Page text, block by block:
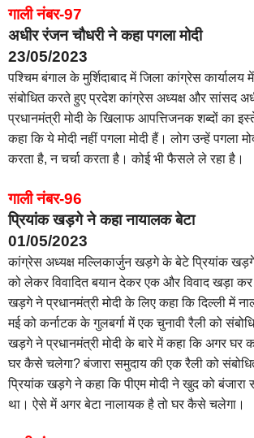
गाली नंबर-97
अधीर रंजन चौधरी ने कहा पगला मोदी
23/05/2023
पश्चिम बंगाल के मुर्शिदाबाद में जिला कांग्रेस
संबोधित करते हुए प्रदेश कांग्रेस अध्यक्ष और सांसद
प्रधानमंत्री मोदी के खिलाफ आपत्तिजनक शब्दों का
कहा कि ये मोदी नहीं पगला मोदी हैं। लोग उन्हें पगला
करता है, न चर्चा करता है। कोई भी फैसले ले रहा है।
गाली नंबर-96
प्रियांक खड़गे ने कहा नायालक बेटा
01/05/2023
कांग्रेस अध्यक्ष मल्लिकार्जुन खड़गे के बेटे प्रियांक खड़गे
को लेकर विवादित बयान देकर एक और विवाद खड़ा कर
खड़गे ने प्रधानमंत्री मोदी के लिए कहा कि दिल्ली में
मई को कर्नाटक के गुलबर्गा में एक चुनावी रैली को
खड़गे ने प्रधानमंत्री मोदी के बारे में कहा कि अगर घर
घर कैसे चलेगा? बंजारा समुदाय की एक रैली को
प्रियांक खड़गे ने कहा कि पीएम मोदी ने खुद को बंजारा
था। ऐसे में अगर बेटा नालायक है तो घर कैसे चलेगा।